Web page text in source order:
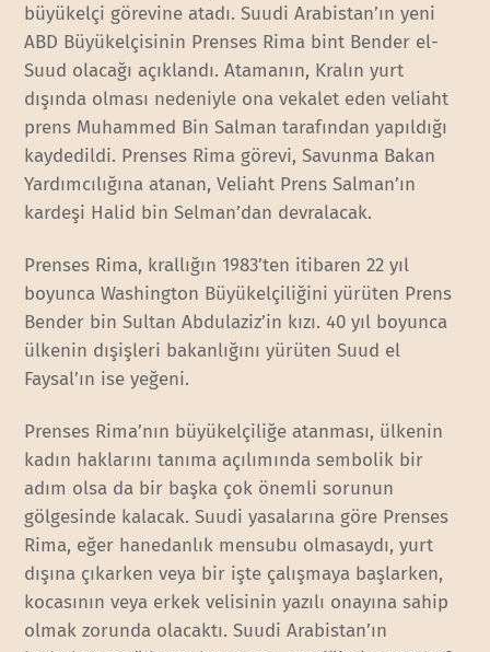
büyükelçi görevine atadı. Suudi Arabistan’ın yeni
ABD Büyükelçisinin Prenses Rima bint Bender el-
Suud olacağı açıklandı. Atamanın, Kralın yurt
dışında olması nedeniyle ona vekalet eden veliaht
prens Muhammed Bin Salman tarafından yapıldığı
kaydedildi. Prenses Rima görevi, Savunma Bakan
Yardımcılığına atanan, Veliaht Prens Salman’ın
kardeşi Halid bin Selman’dan devralacak.
Prenses Rima, krallığın 1983’ten itibaren 22 yıl
boyunca Washington Büyükelçiliğini yürüten Prens
Bender bin Sultan Abdulaziz’in kızı. 40 yıl boyunca
ülkenin dışişleri bakanlığını yürüten Suud el
Faysal’ın ise yeğeni.
Prenses Rima’nın büyükelçiliğe atanması, ülkenin
kadın haklarını tanıma açılımında sembolik bir
adım olsa da bir başka çok önemli sorunun
gölgesinde kalacak. Suudi yasalarına göre Prenses
Rima, eğer hanedanlık mensubu olmasaydı, yurt
dışına çıkarken veya bir işte çalışmaya başlarken,
kocasının veya erkek velisinin yazılı onayına sahip
olmak zorunda olacaktı. Suudi Arabistan’ın